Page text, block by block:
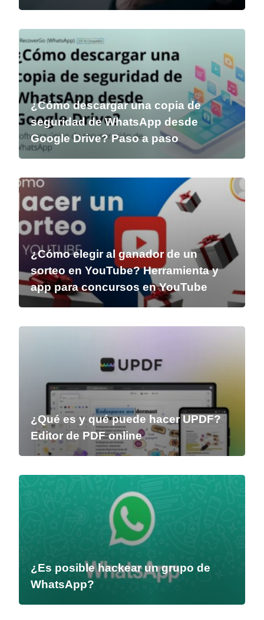
¿Cómo descargar una copia de
seguridad de WhatsApp desde
Google Drive? Paso a paso
¿Cómo elegir al ganador de un
sorteo en YouTube? Herramienta y
app para concursos en YouTube
¿Qué es y qué puede hacer UPDF?
Editor de PDF online
¿Es posible hackear un grupo de
WhatsApp?